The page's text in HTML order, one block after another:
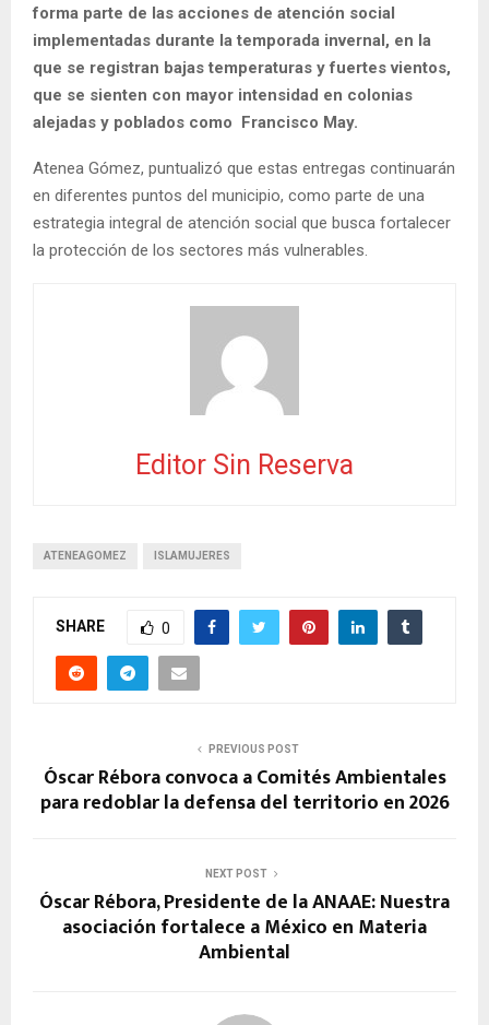
forma parte de las acciones de atención social
implementadas durante la temporada invernal, en la
que se registran bajas temperaturas y fuertes vientos,
que se sienten con mayor intensidad en colonias
alejadas y poblados como Francisco May.
Atenea Gómez, puntualizó que estas entregas continuarán
en diferentes puntos del municipio, como parte de una
estrategia integral de atención social que busca fortalecer
la protección de los sectores más vulnerables.
Editor Sin Reserva
ATENEAGOMEZ ISLAMUJERES
SHARE 0
PREVIOUS POST
Óscar Rébora convoca a Comités Ambientales
para redoblar la defensa del territorio en 2026
NEXT POST
Óscar Rébora, Presidente de la ANAAE: Nuestra
asociación fortalece a México en Materia
Ambiental